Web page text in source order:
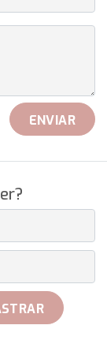
ENVIAR